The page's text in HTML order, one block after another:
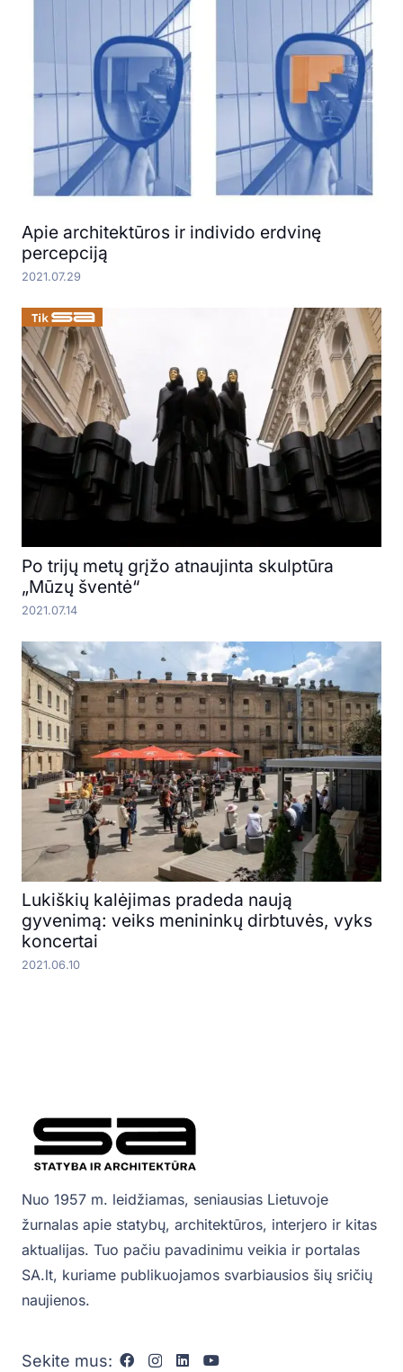
Apie architektūros ir individo erdvinę
percepciją
2021.07.29
Po trijų metų grįžo atnaujinta skulptūra
„Mūzų šventė“
2021.07.14
Lukiškių kalėjimas pradeda naują
gyvenimą: veiks menininkų dirbtuvės, vyks
koncertai
2021.06.10
Nuo 1957 m. leidžiamas, seniausias Lietuvoje
žurnalas apie statybų, architektūros, interjero ir kitas
aktualijas. Tuo pačiu pavadinimu veikia ir portalas
SA.lt, kuriame publikuojamos svarbiausios šių sričių
naujienos.
Sekite mus: